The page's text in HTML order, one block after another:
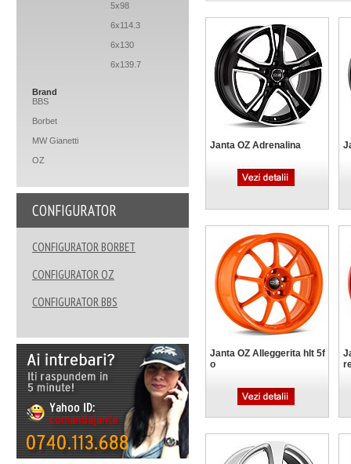
5x98
6x114.3
6x130
6x139.7
Brand
BBS
Borbet
MW Gianetti
OZ
CONFIGURATOR
CONFIGURATOR BORBET
CONFIGURATOR OZ
CONFIGURATOR BBS
Janta OZ Adrenalina
Janta OZ Alleggerita hlt 5f
o